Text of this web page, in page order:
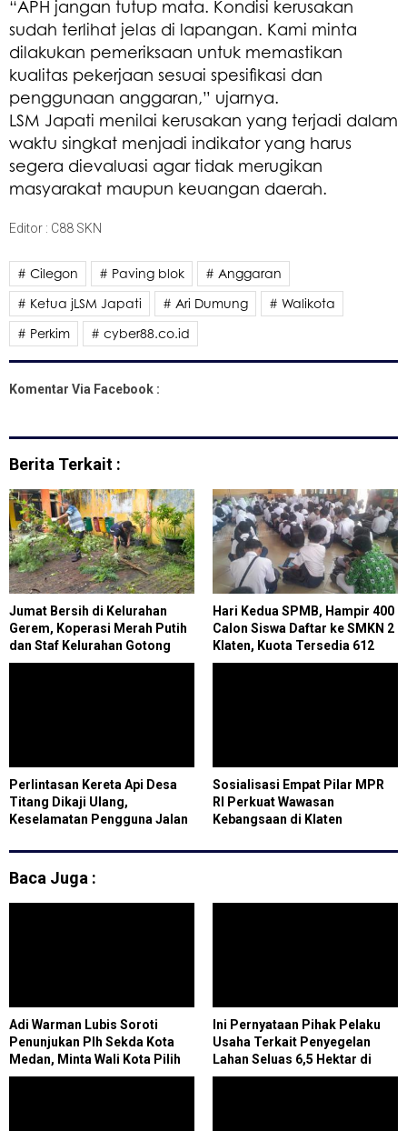
“APH jangan tutup mata. Kondisi kerusakan
sudah terlihat jelas di lapangan. Kami minta
dilakukan pemeriksaan untuk memastikan
kualitas pekerjaan sesuai spesifikasi dan
penggunaan anggaran,” ujarnya.
LSM Japati menilai kerusakan yang terjadi dalam
waktu singkat menjadi indikator yang harus
segera dievaluasi agar tidak merugikan
masyarakat maupun keuangan daerah.
Editor : C88 SKN
# Cilegon # Paving blok
# Anggaran
# Ketua jLSM Japati
# Ari Dumung
# Walikota
# Perkim
# cyber88.co.id
Komentar Via Facebook :
Berita Terkait :
Jumat Bersih di Kelurahan
Gerem, Koperasi Merah Putih
dan Staf Kelurahan Gotong
Royong Jaga Lingkungan
Hari Kedua SPMB, Hampir 400
Calon Siswa Daftar ke SMKN 2
Klaten, Kuota Tersedia 612
Kursi
Perlintasan Kereta Api Desa
Titang Dikaji Ulang,
Keselamatan Pengguna Jalan
Sosialisasi Empat Pilar MPR
RI Perkuat Wawasan
Kebangsaan di Klaten
Baca Juga :
Adi Warman Lubis Soroti
Penunjukan Plh Sekda Kota
Medan, Minta Wali Kota Pilih
Figur yang Tepat
Ini Pernyataan Pihak Pelaku
Usaha Terkait Penyegelan
Lahan Seluas 6,5 Hektar di
Paluh Sibaji Pantai